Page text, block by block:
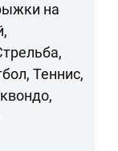
на
Теннис,